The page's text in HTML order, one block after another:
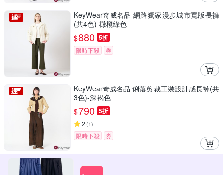
KeyWear奇威名品 網路獨家漫步城市寬版長褲
(共4色)-橄欖綠色
$880 5折
限時下殺 券
KeyWear奇威名品 俐落剪裁工裝設計感長褲(共
3色)-深褐色
$790 5折
2 (1)
限時下殺 券